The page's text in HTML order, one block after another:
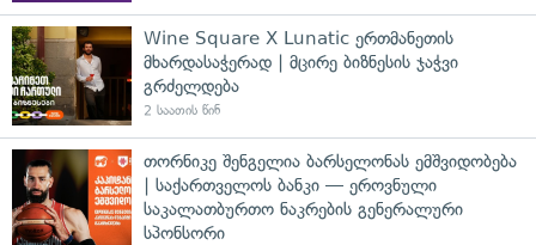
Wine Square X Lunatic ერთმანეთის
მხარდასაჭერად | მცირე ბიზნესის ჯაჭვი
გრძელდება
2 საათის წინ
თორნიკე შენგელია ბარსელონას ემშვიდობება
| საქართველოს ბანკი — ეროვნული
საკალათბურთო ნაკრების გენერალური
სპონსორი